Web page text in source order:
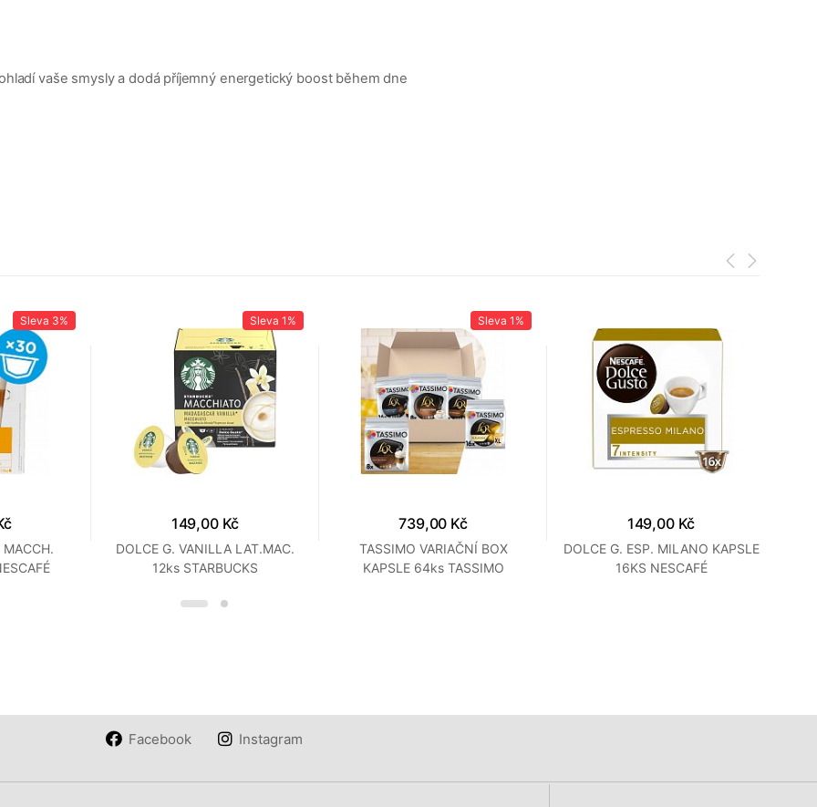
vaše smysly a dodá příjemný energetický boost během dne
Sleva 3%
MACCH.
Sleva 1%
149,00 Kč
DOLCE G. VANILLA LAT.MAC.
12ks STARBUCKS
Sleva 1%
739,00 Kč
TASSIMO VARIAČNÍ BOX
KAPSLE 64ks TASSIMO
149,00 Kč
DOLCE G. ESP. MILANO KAPSLE
16KS NESCAFÉ
Facebook Instagram